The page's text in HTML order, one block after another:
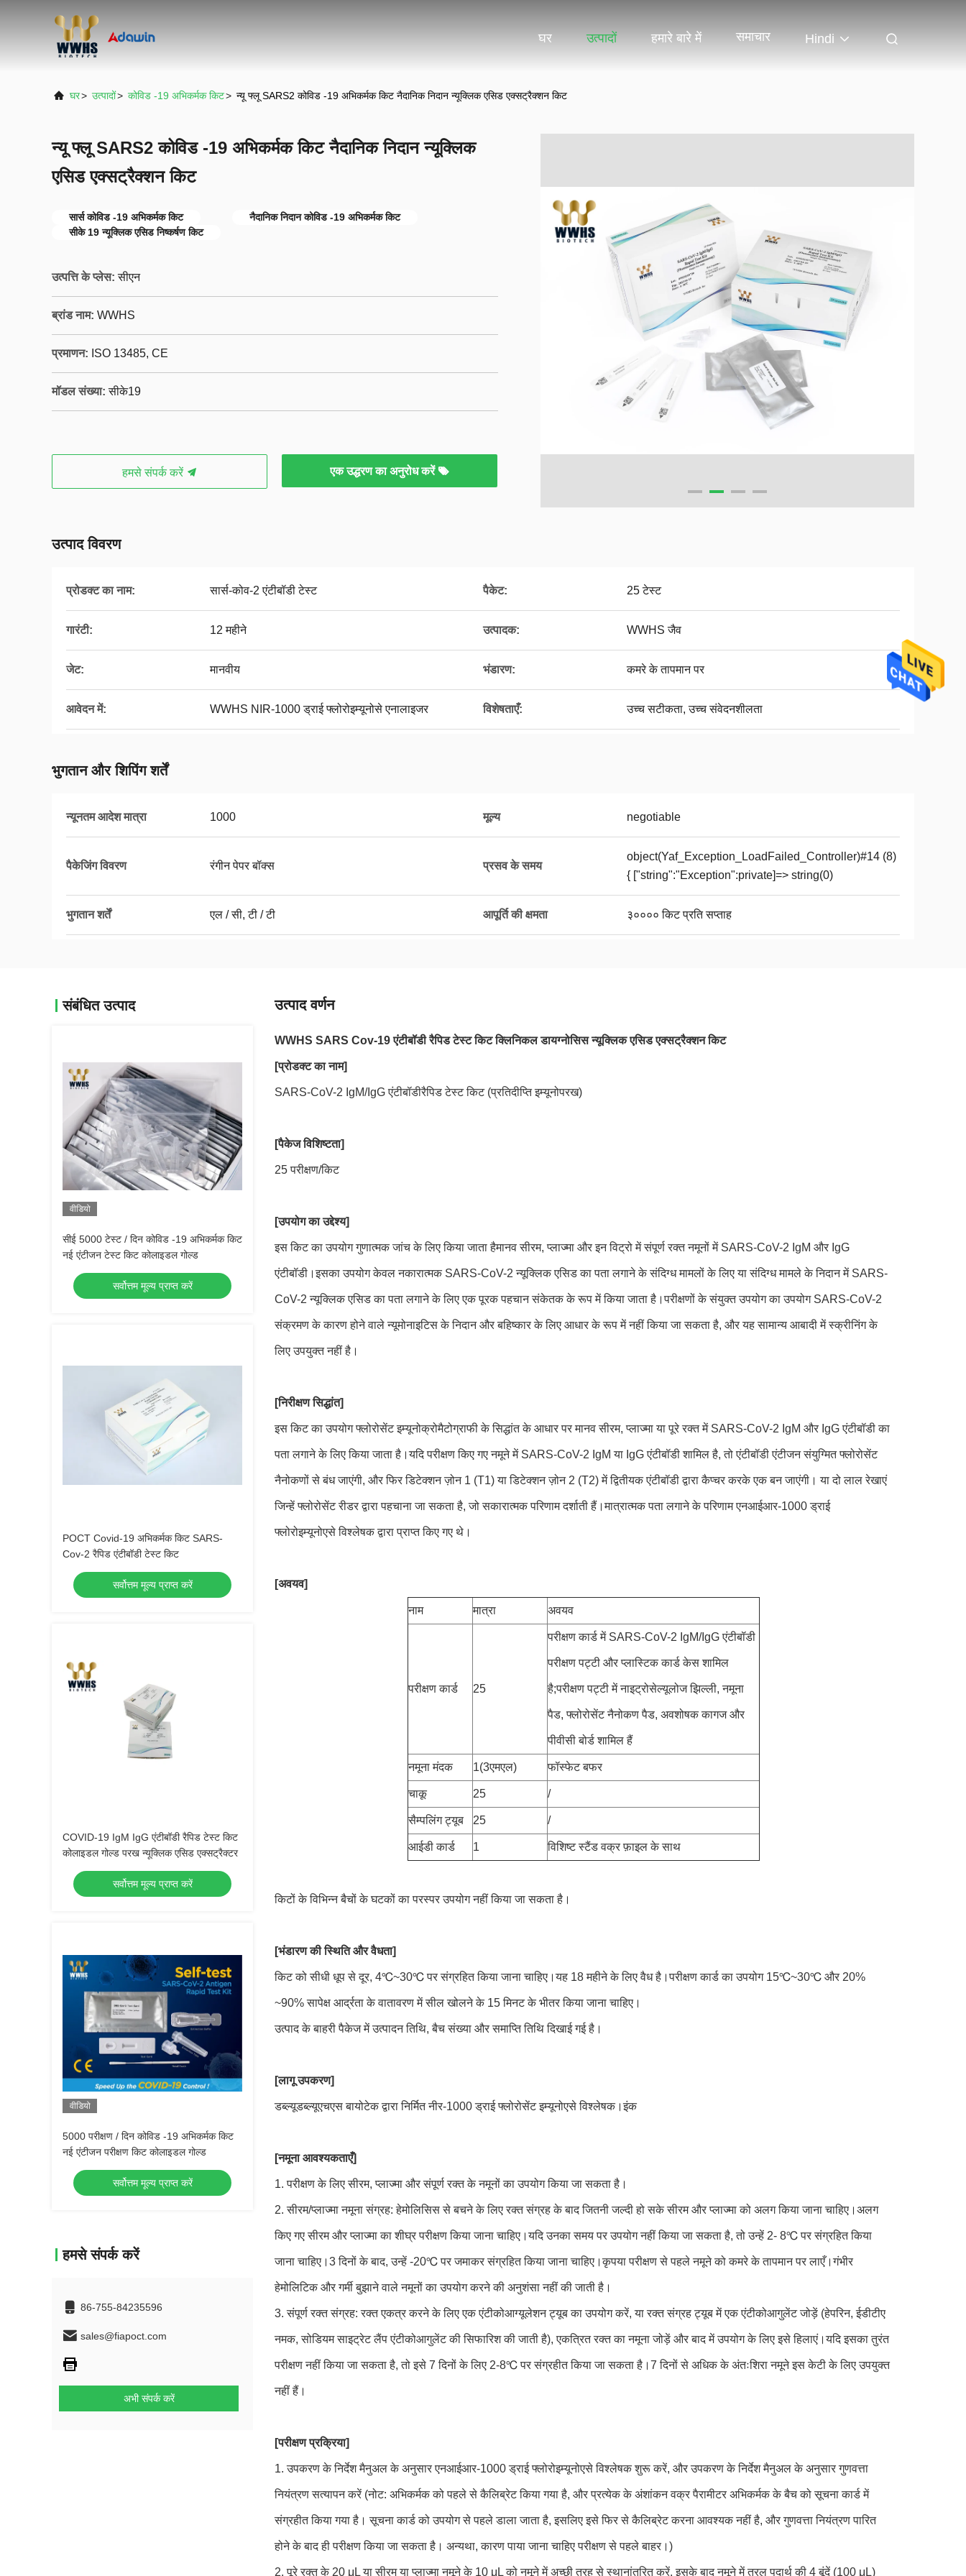
घर उत्पादों हमारे बारे में समाचार Hindi
घर> उत्पादों> कोविड -19 अभिकर्मक किट> न्यू फ्लू SARS2 कोविड -19 अभिकर्मक किट नैदानिक ​​​​निदान न्यूक्लिक एसिड एक्सट्रैक्शन किट
न्यू फ्लू SARS2 कोविड -19 अभिकर्मक किट नैदानिक ​​​​निदान न्यूक्लिक
एसिड एक्सट्रैक्शन किट
सार्स कोविड -19 अभिकर्मक किट
नैदानिक ​​निदान कोविड -19 अभिकर्मक किट
सीके 19 न्यूक्लिक एसिड निष्कर्षण किट
उत्पत्ति के प्लेस: सीएन
ब्रांड नाम: WWHS
प्रमाणन: ISO 13485, CE
मॉडल संख्या: सीके19
हमसे संपर्क करें एक उद्धरण का अनुरोध करें
उत्पाद विवरण
प्रोडक्ट का नाम: सार्स-कोव-2 एंटीबॉडी टेस्ट पैकेट: 25 टेस्ट
गारंटी: 12 महीने उत्पादक: WWHS जैव
जेट: मानवीय भंडारण: कमरे के तापमान पर
आवेदन में: WWHS NIR-1000 ड्राई फ्लोरोइम्यूनोसे एनालाइजर विशेषताएँ: उच्च सटीकता, उच्च संवेदनशीलता
भुगतान और शिपिंग शर्तें
न्यूनतम आदेश मात्रा 1000 मूल्य negotiable
पैकेजिंग विवरण रंगीन पेपर बॉक्स प्रसव के समय
object(Yaf_Exception_LoadFailed_Controller)#14 (8)
{ ["string":"Exception":private]=> string(0)
भुगतान शर्तें एल / सी, टी / टी आपूर्ति की क्षमता ३०००० किट प्रति सप्ताह
संबंधित उत्पाद
वीडियो
सीई 5000 टेस्ट / दिन कोविड -19 अभिकर्मक किट
नई एंटीजन टेस्ट किट कोलाइडल गोल्ड
सर्वोत्तम मूल्य प्राप्त करें
POCT Covid-19 अभिकर्मक किट SARS-
Cov-2 रैपिड एंटीबॉडी टेस्ट किट
सर्वोत्तम मूल्य प्राप्त करें
COVID-19 IgM IgG एंटीबॉडी रैपिड टेस्ट किट
कोलाइडल गोल्ड परख न्यूक्लिक एसिड एक्सट्रैक्टर
सर्वोत्तम मूल्य प्राप्त करें
वीडियो
5000 परीक्षण / दिन कोविड -19 अभिकर्मक किट
नई एंटीजन परीक्षण किट कोलाइडल गोल्ड
सर्वोत्तम मूल्य प्राप्त करें
हमसे संपर्क करें
86-755-84235596
sales@fiapoct.com
अभी संपर्क करें
उत्पाद वर्णन
WWHS SARS Cov-19 एंटीबॉडी रैपिड टेस्ट किट क्लिनिकल डायग्नोसिस न्यूक्लिक एसिड एक्सट्रैक्शन किट
[प्रोडक्ट का नाम]
SARS-CoV-2 IgM/IgG एंटीबॉडीरैपिड टेस्ट किट (प्रतिदीप्ति इम्यूनोपरख)
[पैकेज विशिष्टता]
25 परीक्षण/किट
[उपयोग का उद्देश्य]
इस किट का उपयोग गुणात्मक जांच के लिए किया जाता हैमानव सीरम, प्लाज्मा और इन विट्रो में संपूर्ण रक्त नमूनों में SARS-CoV-2 IgM और IgG
एंटीबॉडी।इसका उपयोग केवल नकारात्मक SARS-CoV-2 न्यूक्लिक एसिड का पता लगाने के संदिग्ध मामलों के लिए या संदिग्ध मामले के निदान में SARS-
CoV-2 न्यूक्लिक एसिड का पता लगाने के लिए एक पूरक पहचान संकेतक के रूप में किया जाता है।परीक्षणों के संयुक्त उपयोग का उपयोग SARS-CoV-2
संक्रमण के कारण होने वाले न्यूमोनाइटिस के निदान और बहिष्कार के लिए आधार के रूप में नहीं किया जा सकता है, और यह सामान्य आबादी में स्क्रीनिंग के
लिए उपयुक्त नहीं है।
[निरीक्षण सिद्धांत]
इस किट का उपयोग फ्लोरोसेंट इम्यूनोक्रोमैटोग्राफी के सिद्धांत के आधार पर मानव सीरम, प्लाज्मा या पूरे रक्त में SARS-CoV-2 IgM और IgG एंटीबॉडी का
पता लगाने के लिए किया जाता है।यदि परीक्षण किए गए नमूने में SARS-CoV-2 IgM या IgG एंटीबॉडी शामिल है, तो एंटीबॉडी एंटीजन संयुग्मित फ्लोरोसेंट
नैनोकणों से बंध जाएंगी, और फिर डिटेक्शन ज़ोन 1 (T1) या डिटेक्शन ज़ोन 2 (T2) में द्वितीयक एंटीबॉडी द्वारा कैप्चर करके एक बन जाएंगी। या दो लाल रेखाएं
जिन्हें फ्लोरोसेंट रीडर द्वारा पहचाना जा सकता है, जो सकारात्मक परिणाम दर्शाती हैं।मात्रात्मक पता लगाने के परिणाम एनआईआर-1000 ड्राई
फ्लोरोइम्यूनोएसे विश्लेषक द्वारा प्राप्त किए गए थे।
[अवयव]
नाम मात्रा अवयव
परीक्षण कार्ड 25
परीक्षण कार्ड में SARS-CoV-2 IgM/IgG एंटीबॉडी
परीक्षण पट्टी और प्लास्टिक कार्ड केस शामिल
है;परीक्षण पट्टी में नाइट्रोसेल्यूलोज झिल्ली, नमूना
पैड, फ्लोरोसेंट नैनोकण पैड, अवशोषक कागज और
पीवीसी बोर्ड शामिल हैं
नमूना मंदक 1(3एमएल) फॉस्फेट बफर
चाकू 25 /
सैम्पलिंग ट्यूब 25 /
आईडी कार्ड 1 विशिष्ट स्टैंड वक्र फ़ाइल के साथ
किटों के विभिन्न बैचों के घटकों का परस्पर उपयोग नहीं किया जा सकता है।
[भंडारण की स्थिति और वैधता]
किट को सीधी धूप से दूर, 4℃~30℃ पर संग्रहित किया जाना चाहिए।यह 18 महीने के लिए वैध है।परीक्षण कार्ड का उपयोग 15℃~30℃ और 20%
~90% सापेक्ष आर्द्रता के वातावरण में सील खोलने के 15 मिनट के भीतर किया जाना चाहिए।
उत्पाद के बाहरी पैकेज में उत्पादन तिथि, बैच संख्या और समाप्ति तिथि दिखाई गई है।
[लागू उपकरण]
डब्ल्यूडब्ल्यूएचएस बायोटेक द्वारा निर्मित नीर-1000 ड्राई फ्लोरोसेंट इम्यूनोएसे विश्लेषक।इंक
[नमूना आवश्यकताएँ]
1. परीक्षण के लिए सीरम, प्लाज्मा और संपूर्ण रक्त के नमूनों का उपयोग किया जा सकता है।
2. सीरम/प्लाज्मा नमूना संग्रह: हेमोलिसिस से बचने के लिए रक्त संग्रह के बाद जितनी जल्दी हो सके सीरम और प्लाज्मा को अलग किया जाना चाहिए।अलग
किए गए सीरम और प्लाज्मा का शीघ्र परीक्षण किया जाना चाहिए।यदि उनका समय पर उपयोग नहीं किया जा सकता है, तो उन्हें 2- 8℃ पर संग्रहित किया
जाना चाहिए।3 दिनों के बाद, उन्हें -20℃ पर जमाकर संग्रहित किया जाना चाहिए।कृपया परीक्षण से पहले नमूने को कमरे के तापमान पर लाएँ।गंभीर
हेमोलिटिक और गर्मी बुझाने वाले नमूनों का उपयोग करने की अनुशंसा नहीं की जाती है।
3. संपूर्ण रक्त संग्रह: रक्त एकत्र करने के लिए एक एंटीकोआग्यूलेशन ट्यूब का उपयोग करें, या रक्त संग्रह ट्यूब में एक एंटीकोआगुलेंट जोड़ें (हेपरिन, ईडीटीए
नमक, सोडियम साइट्रेट लैंप एंटीकोआगुलेंट की सिफारिश की जाती है), एकत्रित रक्त का नमूना जोड़ें और बाद में उपयोग के लिए इसे हिलाएं।यदि इसका तुरंत
परीक्षण नहीं किया जा सकता है, तो इसे 7 दिनों के लिए 2-8℃ पर संग्रहीत किया जा सकता है।7 दिनों से अधिक के अंतःशिरा नमूने इस केटी के लिए उपयुक्त
नहीं हैं।
[परीक्षण प्रक्रिया]
1. उपकरण के निर्देश मैनुअल के अनुसार एनआईआर-1000 ड्राई फ्लोरोइम्यूनोएसे विश्लेषक शुरू करें, और उपकरण के निर्देश मैनुअल के अनुसार गुणवत्ता
नियंत्रण सत्यापन करें (नोट: अभिकर्मक को पहले से कैलिब्रेट किया गया है, और प्रत्येक के अंशांकन वक्र पैरामीटर अभिकर्मक के बैच को सूचना कार्ड में
संग्रहीत किया गया है। सूचना कार्ड को उपयोग से पहले डाला जाता है, इसलिए इसे फिर से कैलिब्रेट करना आवश्यक नहीं है, और गुणवत्ता नियंत्रण पारित
होने के बाद ही परीक्षण किया जा सकता है। अन्यथा, कारण पाया जाना चाहिए परीक्षण से पहले बाहर।)
2. पूरे रक्त के 20 μL या सीरम या प्लाज्मा नमूने के 10 μL को नमूने में अच्छी तरह से स्थानांतरित करें, इसके बाद नमूने में तरल पदार्थ की 4 बूंदें (100 μL)